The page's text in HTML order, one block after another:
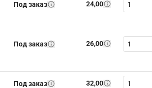
Под заказ 24,00
Под заказ 26,00
Под заказ 32,00